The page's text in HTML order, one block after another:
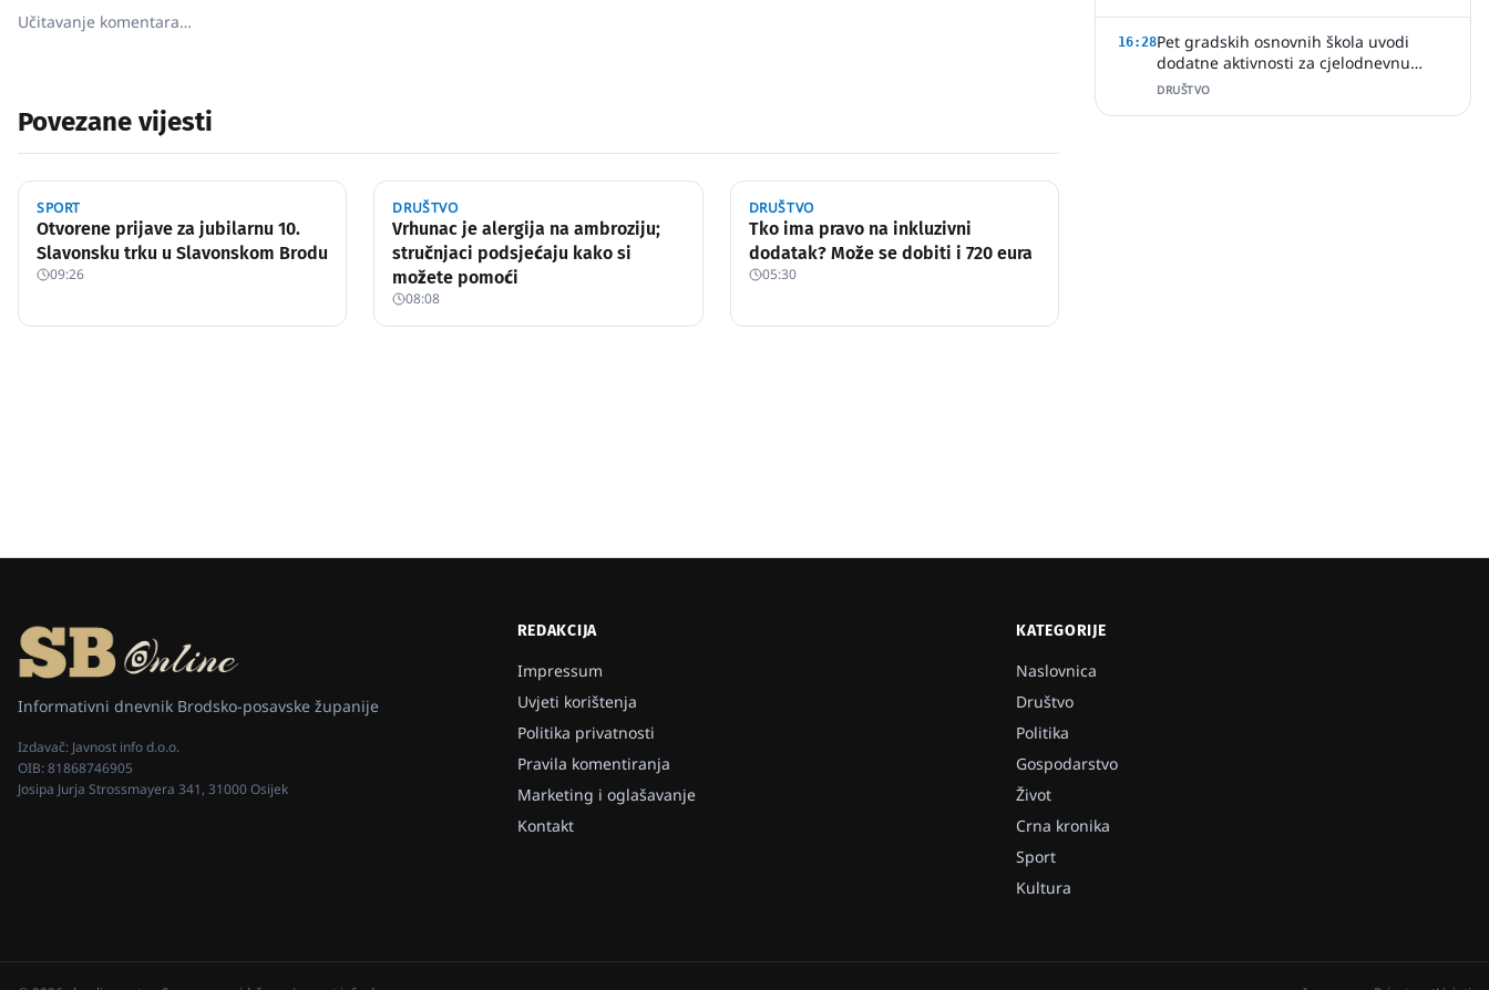
Učitavanje komentara…
Povezane vijesti
SPORT
Otvorene prijave za jubilarnu 10.
Slavonsku trku u Slavonskom Brodu
09:26
DRUŠTVO
Vrhunac je alergija na ambroziju;
stručnjaci podsjećaju kako si
možete pomoći
08:08
DRUŠTVO
Tko ima pravo na inkluzivni
dodatak? Može se dobiti i 720 eura
05:30
16:28Pet gradskih osnovnih škola uvodi
dodatne aktivnosti za cjelodnevnu
nastavu
DRUŠTVO
Informativni dnevnik Brodsko-posavske županije
Izdavač: Javnost info d.o.o.
OIB:81868746905
Josipa Jurja Strossmayera 341, 31000 Osijek
REDAKCIJA
Impressum
Uvjeti korištenja
Politika privatnosti
Pravila komentiranja
Marketing i oglašavanje
Kontakt
KATEGORIJE
Naslovnica
Društvo
Politika
Gospodarstvo
Život
Crna kronika
Sport
Kultura